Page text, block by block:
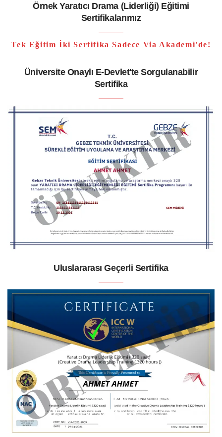
Örnek Yaratıcı Drama (Liderliği) Eğitimi
Sertifikalarımız
Tek Eğitim İki Sertifika Sadece Via Akademi'de!
Üniversite Onaylı E-Devlet'te Sorgulanabilir
Sertifika
Uluslararası Geçerli Sertifika